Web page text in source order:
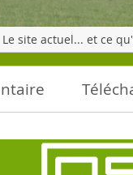
Le site actuel... et ce